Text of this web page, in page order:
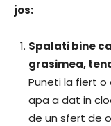
jos:
Spalati bine
grasimea,
Puneti la fiert
apa a dat in
de un sfert de